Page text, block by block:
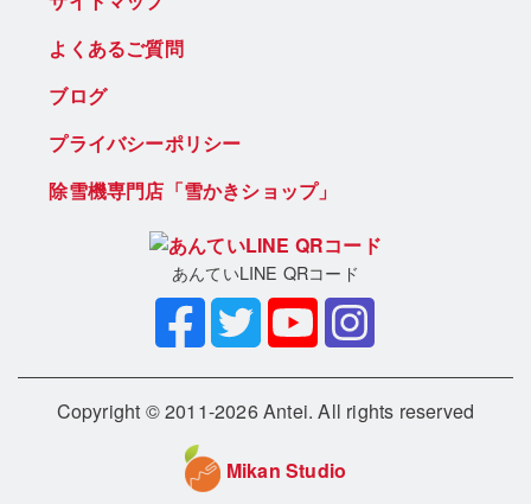
よくあるご質問
ブログ
プライバシーポリシー
除雪機専門店「雪かきショップ」
あんていLINE QRコード
Copyright © 2011-2026 Antei. All rights reserved
Mikan Studio